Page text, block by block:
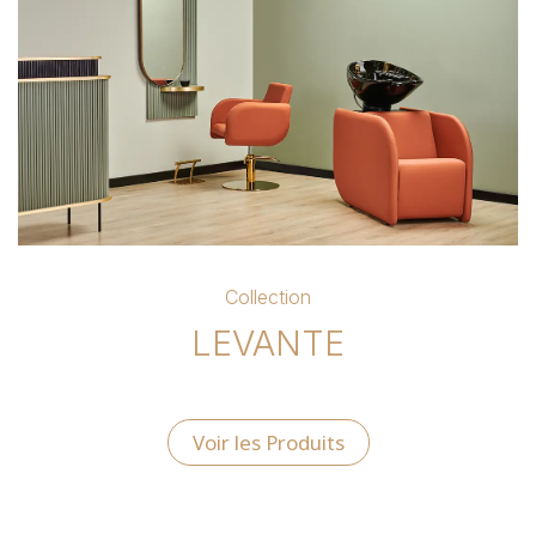
Collection
LEVANTE
Voir les Produits